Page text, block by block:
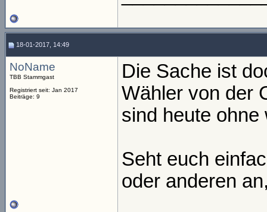
18-01-2017, 14:49
NoName
TBB Stammgast
Registriert seit: Jan 2017
Beiträge: 9
Die Sache ist
Wähler von der
sind heute
Seht euch
oder anderen